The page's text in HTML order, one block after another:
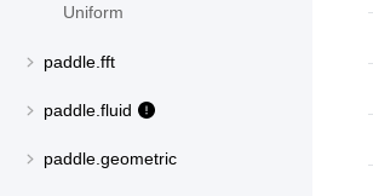
Uniform
paddle.fft
paddle.fluid
paddle.geometric